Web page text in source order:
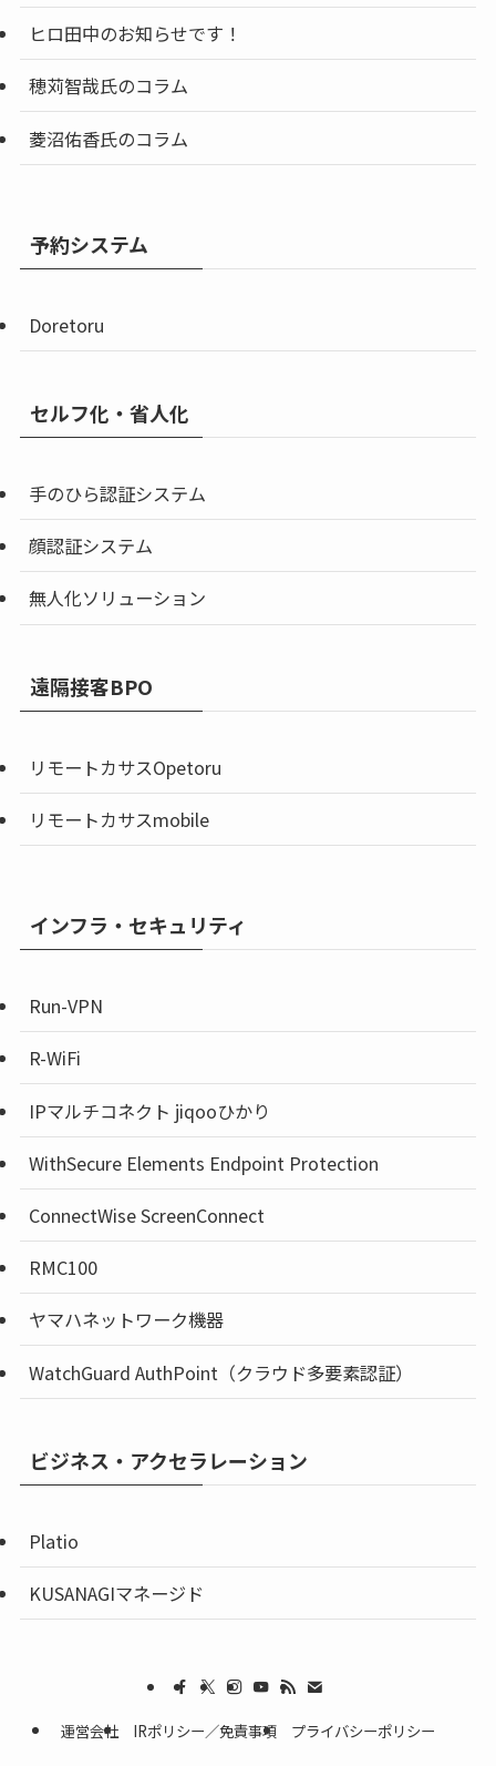
ヒロ田中のお知らせです！
穂苅智哉氏のコラム
菱沼佑香氏のコラム
予約システム
Doretoru
セルフ化・省人化
手のひら認証システム
顔認証システム
無人化ソリューション
遠隔接客BPO
リモートカサスOpetoru
リモートカサスmobile
インフラ・セキュリティ
Run-VPN
R-WiFi
IPマルチコネクト jiqooひかり
WithSecure Elements Endpoint Protection
ConnectWise ScreenConnect
RMC100
ヤマハネットワーク機器
WatchGuard AuthPoint（クラウド多要素認証）
ビジネス・アクセラレーション
Platio
KUSANAGIマネージド
運営会社 IRポリシー／免責事項 プライバシーポリシー